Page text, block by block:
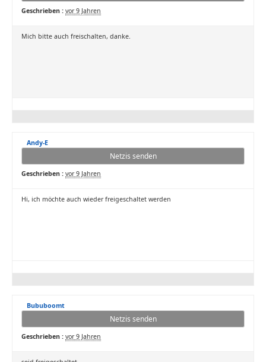
Geschrieben : vor 9 Jahren
Mich bitte auch freischalten, danke.
Andy-E
Netzis senden
Geschrieben : vor 9 Jahren
Hi, ich möchte auch wieder freigeschaltet werden
Bububoomt
Netzis senden
Geschrieben : vor 9 Jahren